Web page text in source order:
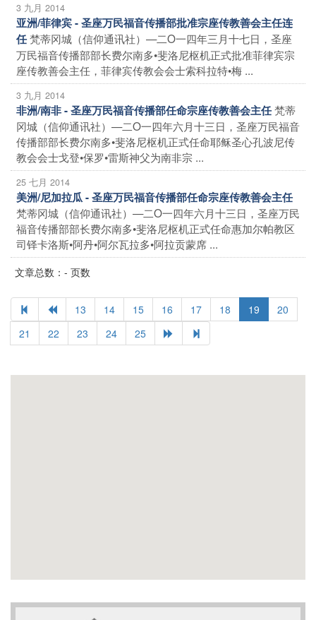
3 九月 2014
亚洲/菲律宾 - 圣座万民福音传播部批准宗座传教善会主任连
任梵蒂冈城（信仰通讯社）—二O一四年三月十七日，圣座
万民福音传播部部长费尔南多•斐洛尼枢机正式批准菲律宾宗
座传教善会主任，菲律宾传教会会士索科拉特•梅 ...
3 九月 2014
非洲/南非 - 圣座万民福音传播部任命宗座传教善会主任梵蒂
冈城（信仰通讯社）—二O一四年六月十三日，圣座万民福音
传播部部长费尔南多•斐洛尼枢机正式任命耶稣圣心孔波尼传
教会会士戈登•保罗•雷斯神父为南非宗 ...
25 七月 2014
美洲/尼加拉瓜 - 圣座万民福音传播部任命宗座传教善会主任
梵蒂冈城（信仰通讯社）—二O一四年六月十三日，圣座万民
福音传播部部长费尔南多•斐洛尼枢机正式任命惠加尔帕教区
司铎卡洛斯•阿丹•阿尔瓦拉多•阿拉贡蒙席 ...
文章总数：- 页数
13 14 15 16 17 18 19
20
21
22 23 24 25